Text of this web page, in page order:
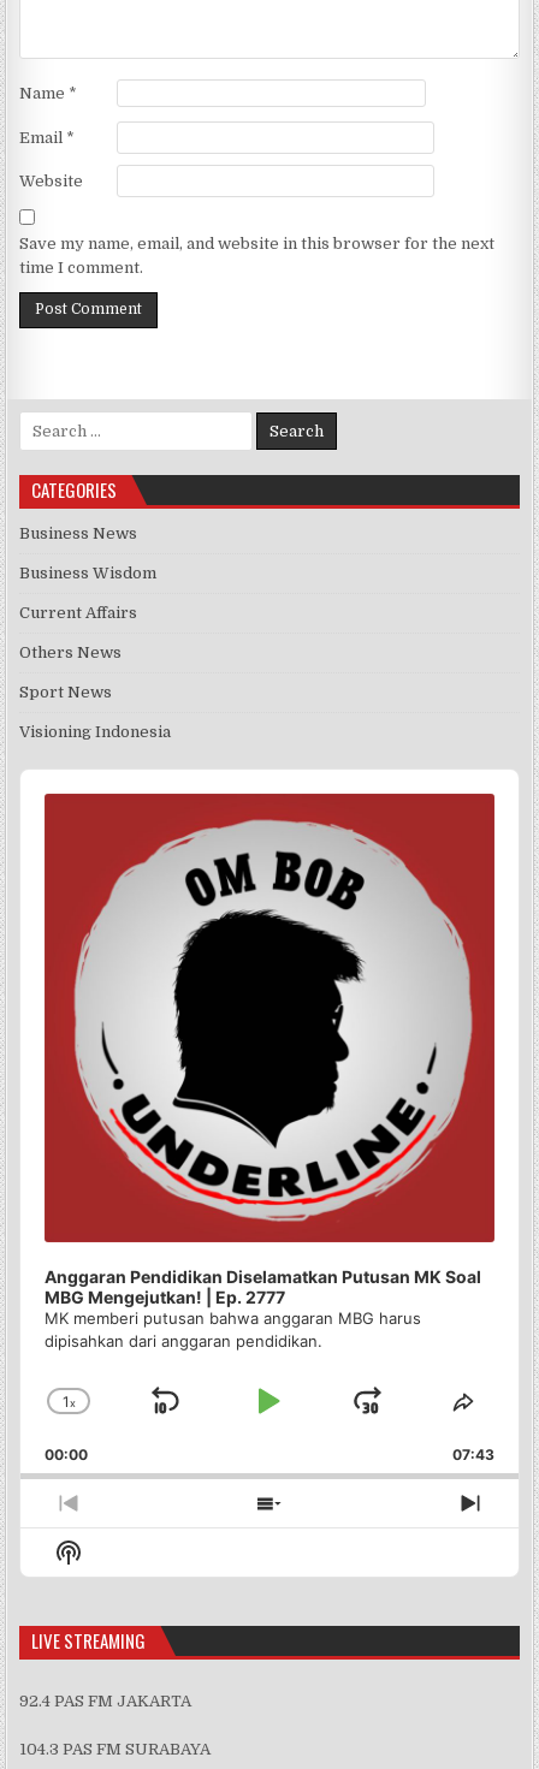
Name *
Email *
Website
Save my name, email, and website in this browser for the next
time I comment.
Search for:
CATEGORIES
Business News
Business Wisdom
Current Affairs
Others News
Sport News
Visioning Indonesia
Audio
Player
Anggaran Pendidikan Diselamatkan Putusan MK Soal
MBG Mengejutkan! | Ep. 2777
MK memberi putusan bahwa anggaran MBG harus
dipisahkan dari anggaran pendidikan.
Change
Rate
1x
Skip
Play
Jump
Forward
Share
00:00 07:43
Previous
Episode
Show
Next
Show
Podcast
LIVE STREAMING
92.4 PAS FM JAKARTA
104.3 PAS FM SURABAYA